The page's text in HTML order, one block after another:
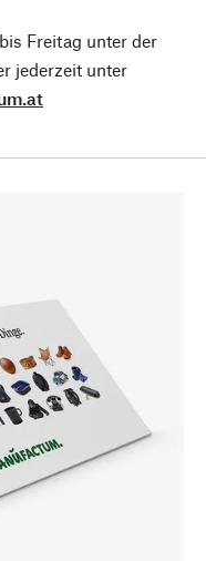
Freitag unter der
jederzeit unter